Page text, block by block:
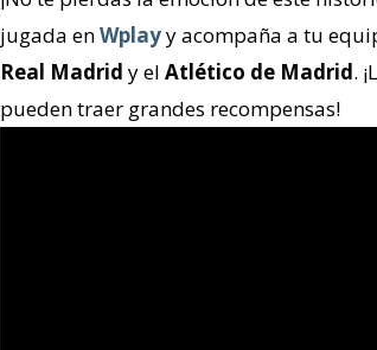
jugada enWplayy acompaña a tu
Real Madrid y el Atlético de Madrid.
pueden traer grandes recompensas!